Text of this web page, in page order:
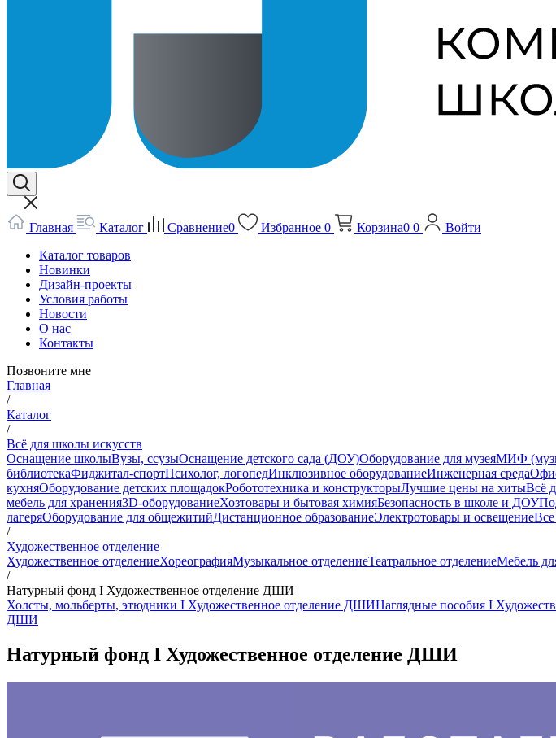
Главная Каталог Сравнение0 Избранное 0 Корзина0 0
Войти
Каталог товаров
Новинки
Дизайн-проекты
Условия работы
Новости
О нас
Контакты
Позвоните мне
Главная
/
Каталог
/
Всё для школы искусств
Оснащение школыВузы, ссузыОснащение детского сада (ДОУ)Оборудование для музеяМИФ
библиотекаФиджитал-спортПсихолог, логопедИнклюзивное оборудованиеИнженерная среда
кухняОборудование детских площадокРобототехника и конструкторыЛучшие цены на хитыВсё
мебель для хранения3D-оборудованиеХозтовары и бытовая химияБезопасность в школе и ДОУ
лагеряОборудование для общежитийДистанционное образованиеЭлектротовары и освещениеВсе
/
Художественное отделение
Художественное отделениеХореографияМузыкальное отделениеТеатральное отделениеМебель
/
Натурный фонд I Художественное отделение ДШИ
Холсты, мольберты, этюдники I Художественное отделение ДШИНаглядные пособия I
ДШИ
Натурный фонд I Художественное отделение ДШИ